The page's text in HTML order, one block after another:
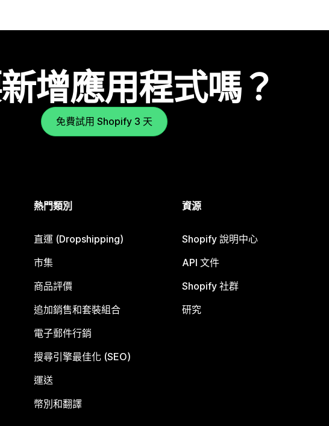
增應用程式嗎？
免費試用 Shopify 3 天
熱門類別
直運 (Dropshipping)
市集
商品評價
追加銷售和套裝組合
電子郵件行銷
搜尋引擎最佳化 (SEO)
運送
幣別和翻譯
資源
Shopify 說明中心
API 文件
Shopify 社群
研究